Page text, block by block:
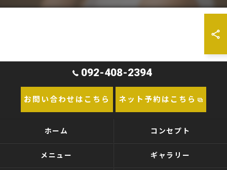
092-408-2394
お問い合わせはこちら ネット予約はこちら
ホーム コンセプト
メニュー ギャラリー